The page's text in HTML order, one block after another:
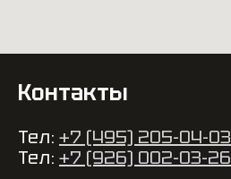
Контакты
Тел: +7 (495) 205-04-03
Тел: +7 (926) 002-03-26